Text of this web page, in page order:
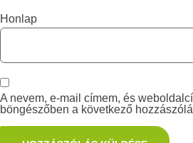
Honlap
A nevem, e-mail címem, és
böngészőben a következő